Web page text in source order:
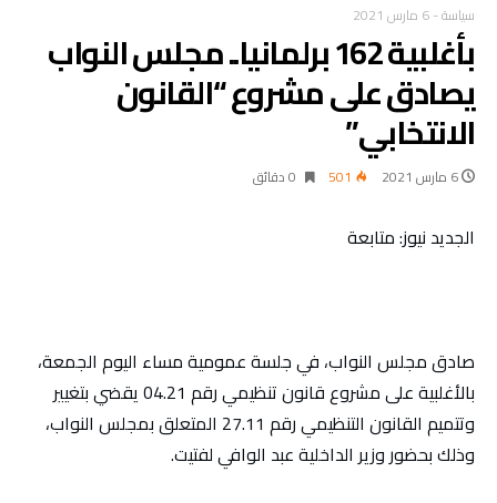
سياسة-6 مارس 2021
بأغلبية 162 برلمانيا.. مجلس النواب
يصادق على مشروع “القانون
الانتخابي”
6 مارس 2021 501 0 ‫دقائق‬
الجديد نيوز: متابعة
صادق مجلس النواب، في جلسة عمومية مساء اليوم الجمعة،
بالأغلبية على مشروع قانون تنظيمي رقم 04.21 يقضي بتغيير
وتتميم القانون التنظيمي رقم 27.11 المتعلق بمجلس النواب،
وذلك بحضور وزير الداخلية عبد الوافي لفتيت.